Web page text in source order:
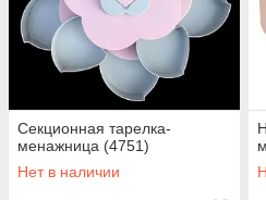
Секционная тарелка-
менажница (4751)
Нет в наличии